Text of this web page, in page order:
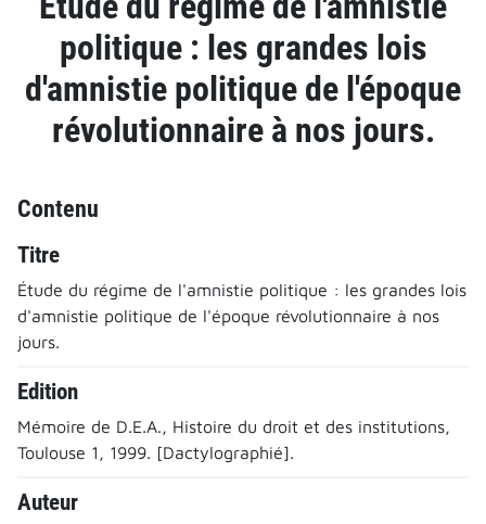
politique : les grandes lois
d'amnistie politique de l'époque
révolutionnaire à nos jours.
Contenu
Titre
Étude du régime de l'amnistie politique : les grandes lois
d'amnistie politique de l'époque révolutionnaire à nos
jours.
Edition
Mémoire de D.E.A., Histoire du droit et des institutions,
Toulouse 1, 1999. [Dactylographié].
Auteur